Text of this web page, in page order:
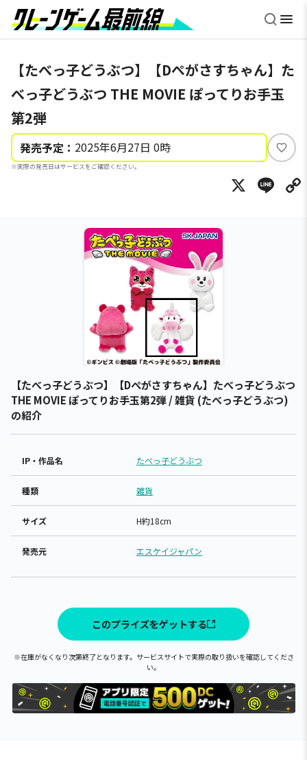
【たべっ子どうぶつ】【Dぺがさすちゃん】た
べっ子どうぶつ THE MOVIE ぽってりお手玉
第2弾
発売予定： 2025年6月27日 0時
※実際の発売日はサービスをご確認ください。
い
ね
X
【たべっ子どうぶつ】【Dぺがさすちゃん】たべっ子どうぶつ
THE MOVIE ぽってりお手玉第2弾 / 雑貨 (たべっ子どうぶつ)
の紹介
IP・作品名 たべっ子どうぶつ
種類 雑貨
サイズ H約18cm
発売元 エスケイジャパン
このプライズをゲットする
※在庫がなくなり次第終了となります。サービスサイトで実際の取り扱いを確認してくださ
い。